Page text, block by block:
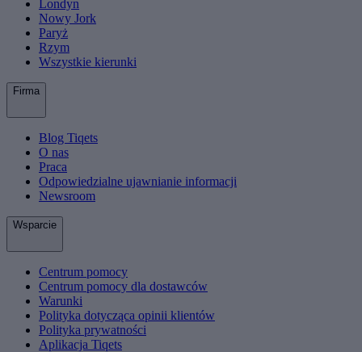
Londyn
Nowy Jork
Paryż
Rzym
Wszystkie kierunki
Firma
Blog Tiqets
O nas
Praca
Odpowiedzialne ujawnianie informacji
Newsroom
Wsparcie
Centrum pomocy
Centrum pomocy dla dostawców
Warunki
Polityka dotycząca opinii klientów
Polityka prywatności
Aplikacja Tiqets